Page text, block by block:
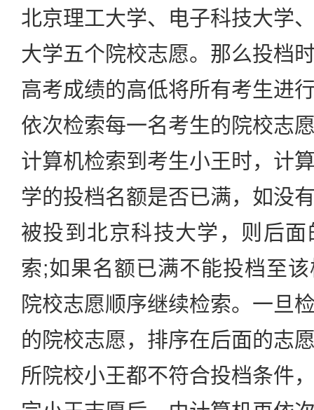
北京理工大学、电子科技大学
大学五个院校志愿。那么投档
高考成绩的高低将所有考生进
依次检索每一名考生的院校志
计算机检索到考生小王时，计
学的投档名额是否已满，如没
被投到北京科技大学，则后
索;如果名额已满不能投档至
院校志愿顺序继续检索。一旦
的院校志愿，排序在后面的志
所院校小王都不符合投档条件